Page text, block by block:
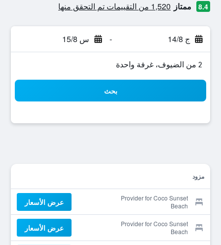
8.4 ممتاز 1,520 من التقييمات تم التحقق منها
ج 14/8 - س 15/8
2 من الضيوف، غرفة واحدة
بحث
مزود
Provider for Coco Sunset
Beach
عرض الأسعار
Provider for Coco Sunset
Beach
عرض الأسعار